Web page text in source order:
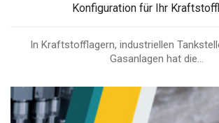
Konfiguration für Ihr
In Kraftstofflagern, industriellen
Gasanlagen hat die...